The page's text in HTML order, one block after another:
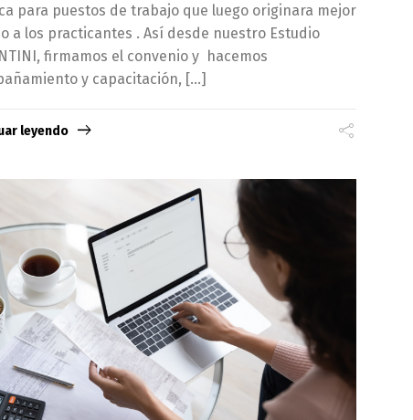
para puestos de trabajo que luego originara mejor
a los practicantes . Así desde nuestro Estudio
firmamos el convenio y hacemos
y capacitación, […]
leyendo